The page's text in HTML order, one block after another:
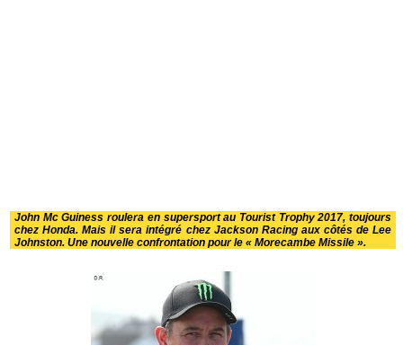
John Mc Guiness roulera en supersport au Tourist Trophy 2017, toujours
chez Honda. Mais il sera intégré chez Jackson Racing aux côtés de Lee
Johnston. Une nouvelle confrontation pour le « Morecambe Missile ».